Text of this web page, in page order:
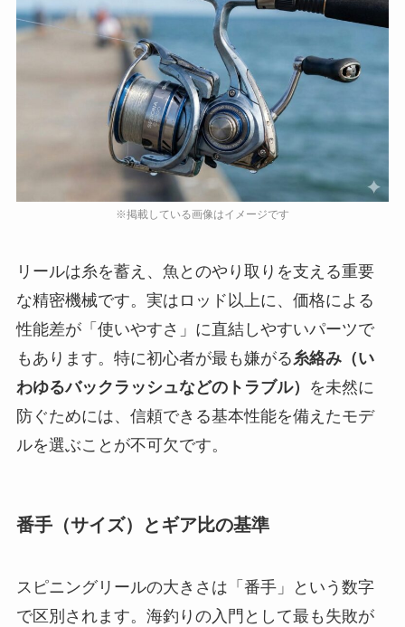
リールは糸を蓄え、魚とのやり取りを支える重要
な精密機械です。実はロッド以上に、価格による
性能差が「使いやすさ」に直結しやすいパーツで
もあります。特に初心者が最も嫌がる 糸絡み（い
わゆるバックラッシュなどのトラブル）
を未然に
防ぐためには、信頼できる基本性能を備えたモデ
ルを選ぶことが不可欠です。
番手（サイズ）とギア比の基準
スピニングリールの大きさは「番手」という数字
で区別されます。海釣りの入門として最も失敗が